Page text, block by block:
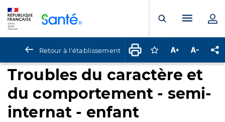
Ouvrir laMenu
Retour à l'établissement Connectez-vous
Augmenter la
Troubles du caractère et
du comportement - semi-
internat - enfant